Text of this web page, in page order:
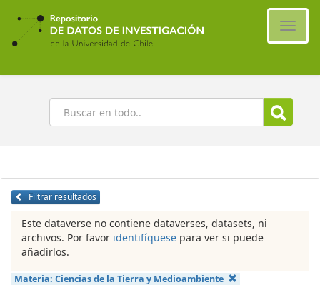
Ir
contenido
principal
Buscar
Filtrar resultados
Este dataverse no contiene dataverses, datasets, ni
archivos. Por favor identifíquese para ver si puede
añadirlos.
Materia: Ciencias de la Tierra y Medioambiente